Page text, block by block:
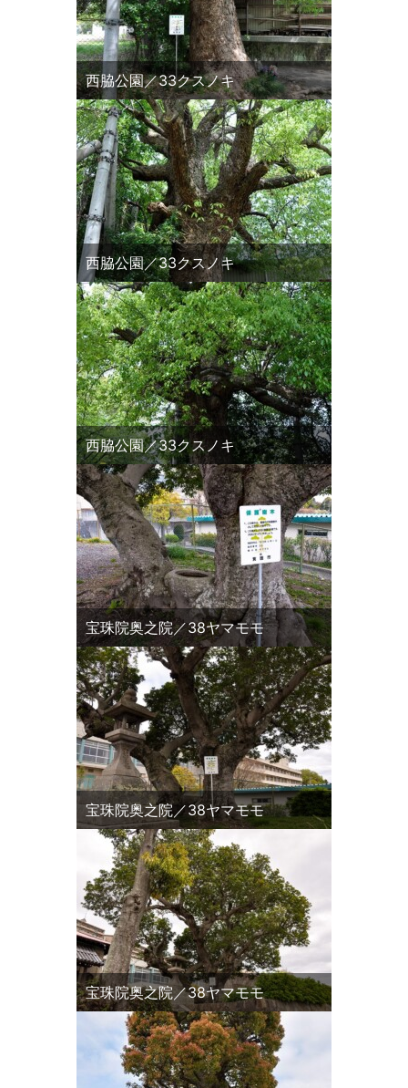
西脇公園／33クスノキ
西脇公園／33クスノキ
西脇公園／33クスノキ
宝珠院奥之院／38ヤマモモ
宝珠院奥之院／38ヤマモモ
宝珠院奥之院／38ヤマモモ